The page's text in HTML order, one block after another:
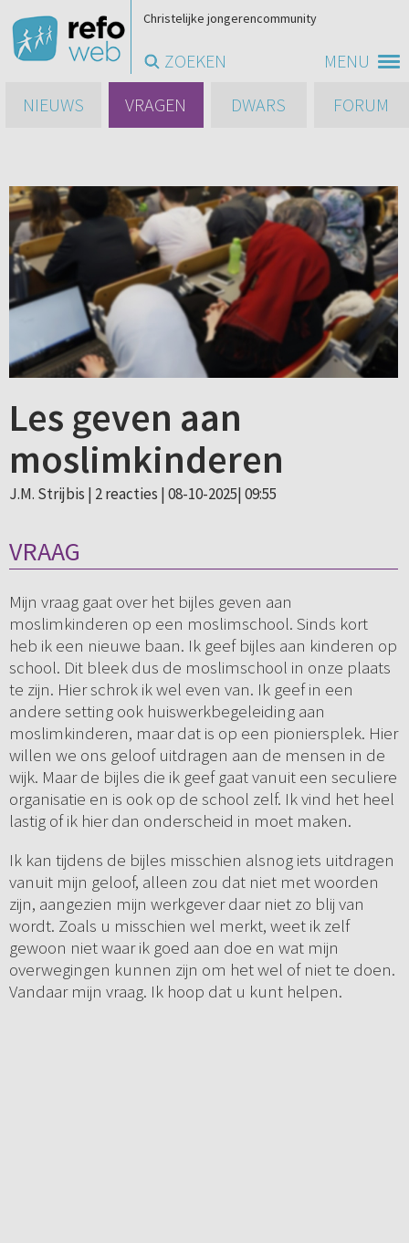
MENU
Christelijke jongerencommunity
ZOEKEN
NIEUWS
VRAGEN DWARS FORUM
Les geven aan
moslimkinderen
J.M. Strijbis | 2 reacties | 08-10-2025| 09:55
VRAAG
Mijn vraag gaat over het bijles geven aan
moslimkinderen op een moslimschool. Sinds kort
heb ik een nieuwe baan. Ik geef bijles aan kinderen op
school. Dit bleek dus de moslimschool in onze plaats
te zijn. Hier schrok ik wel even van. Ik geef in een
andere setting ook huiswerkbegeleiding aan
moslimkinderen, maar dat is op een pioniersplek. Hier
willen we ons geloof uitdragen aan de mensen in de
wijk. Maar de bijles die ik geef gaat vanuit een seculiere
organisatie en is ook op de school zelf. Ik vind het heel
lastig of ik hier dan onderscheid in moet maken.
Ik kan tijdens de bijles misschien alsnog iets uitdragen
vanuit mijn geloof, alleen zou dat niet met woorden
zijn, aangezien mijn werkgever daar niet zo blij van
wordt. Zoals u misschien wel merkt, weet ik zelf
gewoon niet waar ik goed aan doe en wat mijn
overwegingen kunnen zijn om het wel of niet te doen.
Vandaar mijn vraag. Ik hoop dat u kunt helpen.